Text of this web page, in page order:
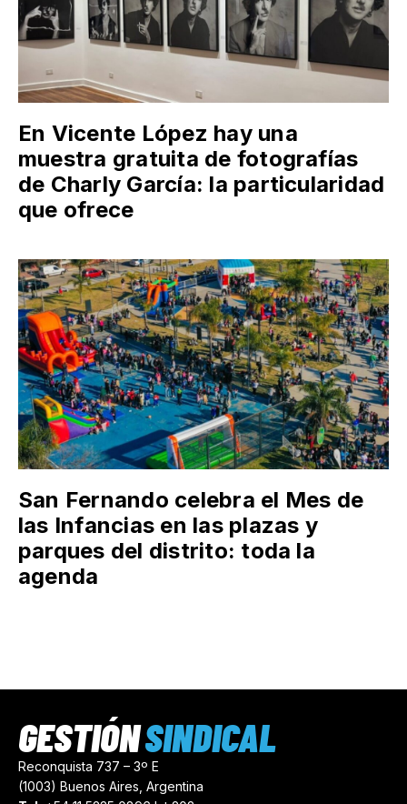
En Vicente López hay una
muestra gratuita de fotografías
de Charly García: la particularidad
que ofrece
San Fernando celebra el Mes de
las Infancias en las plazas y
parques del distrito: toda la
agenda
Reconquista 737 – 3º E
(1003) Buenos Aires, Argentina
GESTIÓNSINDICAL